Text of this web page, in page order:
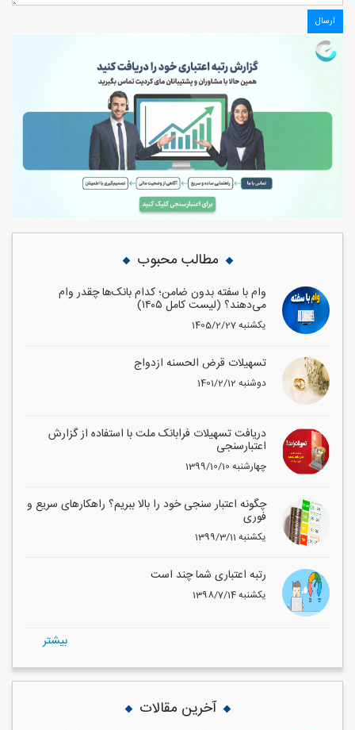
مطالب محبوب
وام با سفته بدون ضامن؛ کدام بانک‌ها چقدر وام
می‌دهند؟ (لیست کامل ۱۴۰۵)
1405/2/27 یکشنبه
تسهیلات قرض الحسنه ازدواج
1401/2/12 دوشنبه
دریافت تسهیلات فرابانک ملت با استفاده از گزارش
اعتبارسنجی
1399/10/10 چهارشنبه
چگونه اعتبار سنجی خود را بالا ببریم؟ راهکارهای سریع و
فوری
1399/3/11 یکشنبه
رتبه اعتباری شما چند است
1398/7/14 یکشنبه
بيشتر
آخرین مقالات